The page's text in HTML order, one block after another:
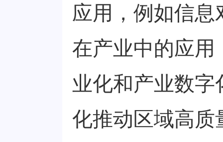
应用，例如信
在产业中的应用
业化和产业数
化推动区域高质